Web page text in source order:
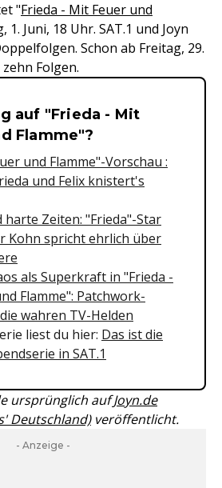
"Frieda - Mit Feuer und
1. Juni, 18 Uhr. SAT.1 und Joyn
Schon ab Freitag, 29.
Folgen.
&
auf "Frieda - Mit
Flamme"?
und Flamme"-Vorschau :
und Felix knistert's
harte Zeiten: "Frieda"-Star
Kohn spricht ehrlich über
als Superkraft in "Frieda -
Flamme": Patchwork-
wahren TV-Helden
liest du hier: Das ist die
in SAT.1
ursprünglich aufJoyn.de
Deutschland)veröffentlicht.
- Anzeige -